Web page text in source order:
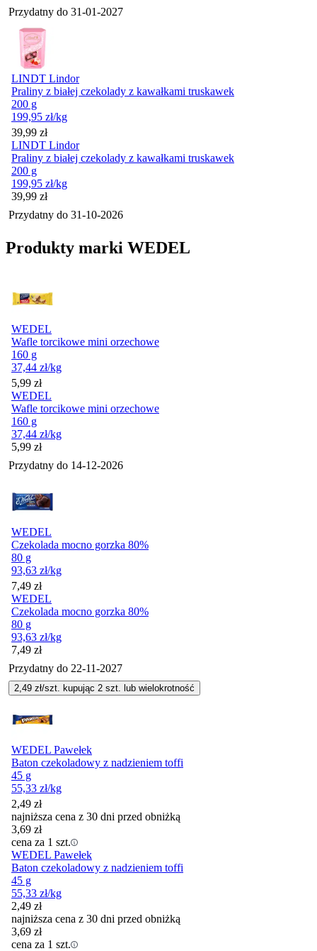
Przydatny do 31-01-2027
LINDT Lindor
Praliny z białej czekolady z kawałkami truskawek
200 g
199,95 zł/kg
Cena
39,99 zł
LINDT Lindor
Praliny z białej czekolady z kawałkami truskawek
200 g
199,95 zł/kg
Cena
39,99 zł
Przydatny do 31-10-2026
Produkty marki WEDEL
WEDEL
Wafle torcikowe mini orzechowe
160 g
37,44 zł/kg
Cena
5,99 zł
WEDEL
Wafle torcikowe mini orzechowe
160 g
37,44 zł/kg
Cena
5,99 zł
Przydatny do 14-12-2026
WEDEL
Czekolada mocno gorzka 80%
80 g
93,63 zł/kg
Cena
7,49 zł
WEDEL
Czekolada mocno gorzka 80%
80 g
93,63 zł/kg
Cena
7,49 zł
Przydatny do 22-11-2027
2,49 zł/szt. kupując 2 szt. lub wielokrotność
WEDEL Pawełek
Baton czekoladowy z nadzieniem toffi
45 g
55,33 zł/kg
2,49 zł
najniższa cena z 30 dni przed obniżką
3,69 zł
cena za 1 szt.
WEDEL Pawełek
Baton czekoladowy z nadzieniem toffi
45 g
55,33 zł/kg
2,49 zł
najniższa cena z 30 dni przed obniżką
3,69 zł
cena za 1 szt.